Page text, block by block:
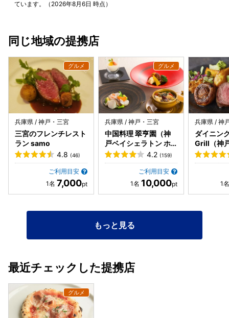
ています。（2026年8月6日 時点）
同じ地域の提携店
兵庫県 / 神戸・三宮
三宮のフレンチレスト
ラン samo
4.8 (46)
ご利用目安
7,000
兵庫県 / 神戸・三宮
中国料理 翠亨園（神
戸ベイシェラトン ホ
テル&タワーズ内）
4.2 (159)
ご利用目安
10,000
兵庫県 / 神
ダイニン
Grill（神
トン ホテ
内）
もっと見る
最近チェックした提携店